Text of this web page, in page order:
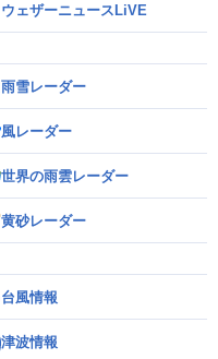
ウェザーニュースLiVE
雨雪レーダー
風レーダー
世界の雨雲レーダー
黄砂レーダー
台風情報
津波情報